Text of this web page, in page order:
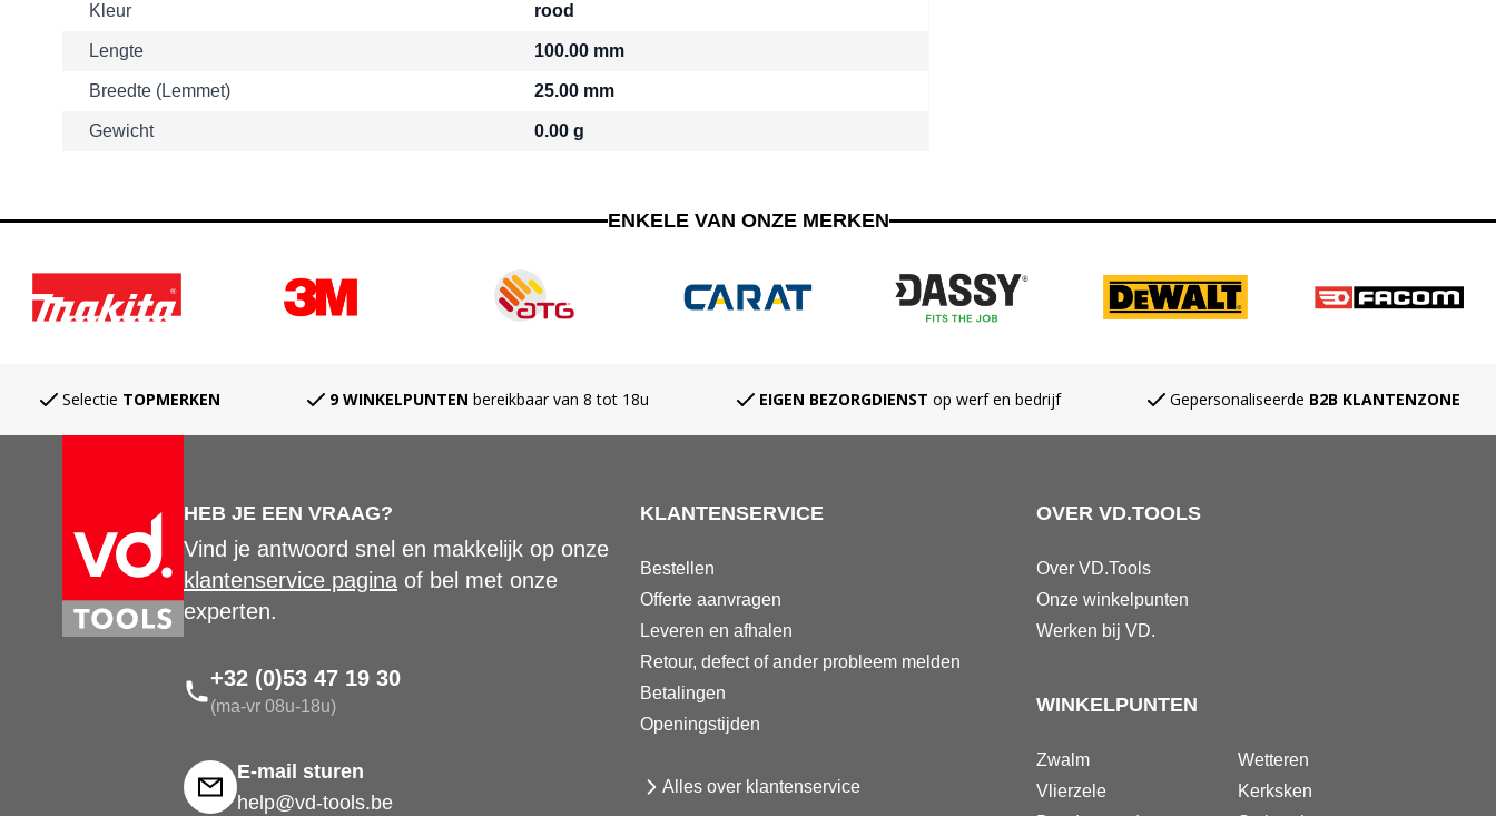
Kleur rood
Lengte 100.00 mm
Breedte (lemmet) 25.00 mm
Gewicht 0.00 g
ENKELE VAN ONZE MERKEN
Navigating through the elements of the carousel is possible using the tab key. You can skip the carousel using the skip link.
Press to skip the carousel
Selectie TOPMERKEN 9 WINKELPUNTEN bereikbaar van 8 tot 18u EIGEN BEZORGDIENST op werf en bedrijf Gepersonaliseerde B2B KLANTENZONE
HEB JE EEN VRAAG?
Vind je antwoord snel en makkelijk op onze
klantenservice paginaof bel met onze
experten.
+32 (0)53 47 19 30
(ma-vr 08u-18u)
E-mail sturen
help@vd-tools.be
KLANTENSERVICE
Bestellen
Offerte aanvragen
Leveren en afhalen
Retour, defect of ander probleem melden
Betalingen
Openingstijden
Alles over klantenservice
OVER VD.TOOLS
Over VD.Tools
Onze winkelpunten
Werken bij VD.
WINKELPUNTEN
Zwalm
Wetteren
Vlierzele
Kerksken